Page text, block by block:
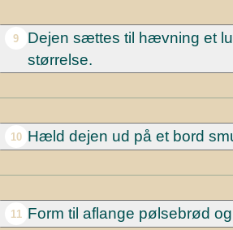
9
Dejen sættes til hævning et
størrelse.
10 Hæld dejen ud på et bord
11 Form til aflange pølsebrød